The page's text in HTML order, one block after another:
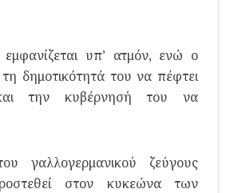
υπ’ ατμόν, ενώ ο
δημοτικότητά του να πέφτει
την κυβέρνησή του να
γαλλογερμανικού ζεύγους
στον κυκεώνα των